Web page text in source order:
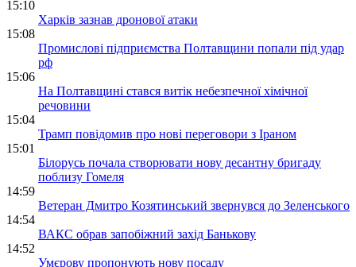
15:10
Харків зазнав дронової атаки
15:08
Промислові підприємства Полтавщини попали під удар
рф
15:06
На Полтавщині стався витік небезпечної хімічної
речовини
15:04
Трамп повідомив про нові переговори з Іраном
15:01
Білорусь почала створювати нову десантну бригаду
поблизу Гомеля
14:59
Ветеран Дмитро Козятинський звернувся до Зеленського
14:54
ВАКС обрав запобіжний захід Банькову
14:52
Умєрову пропонують нову посаду